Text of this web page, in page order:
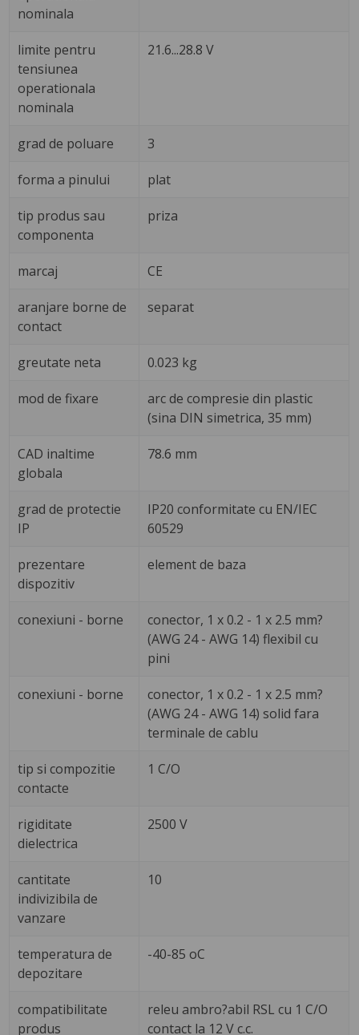
nominala
limite pentru
tensiunea
operationala
nominala
21.6...28.8 V
grad de poluare 3
forma a pinului plat
tip produs sau
componenta
priza
marcaj CE
aranjare borne de
contact
separat
greutate neta 0.023 kg
mod de fixare
arc de compresie din plastic
(sina DIN simetrica, 35 mm)
CAD inaltime
globala
78.6 mm
grad de protectie
IP
IP20 conformitate cu EN/IEC
60529
prezentare
dispozitiv
element de baza
conexiuni - borne
conector, 1 x 0.2 - 1 x 2.5 mm?
(AWG 24 - AWG 14) flexibil cu
pini
conexiuni - borne
conector, 1 x 0.2 - 1 x 2.5 mm?
(AWG 24 - AWG 14) solid fara
terminale de cablu
tip si compozitie
contacte
1 C/O
rigiditate
dielectrica
2500 V
cantitate
indivizibila de
vanzare
10
temperatura de
depozitare
-40-85 oC
compatibilitate
produs
releu ambro?abil RSL cu 1 C/O
contact la 12 V c.c.